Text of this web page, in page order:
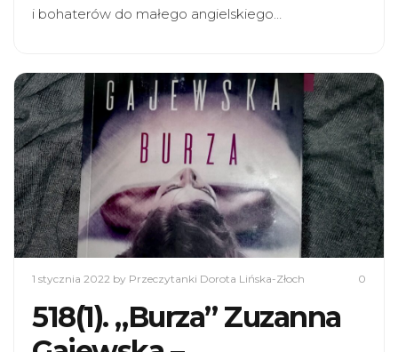
i bohaterów do małego angielskiego…
1 stycznia 2022 by Przeczytanki Dorota Lińska-Złoch 0
518(1). „Burza” Zuzanna